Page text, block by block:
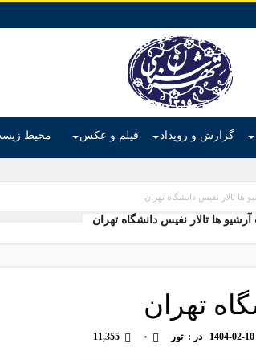
گزارش و رویداد فیلم و عکس محیط
ها تالار نفیس دانشگاه تهران
ها تالار نفیس دانشگاه تهران
تهران
1404-02-10 در :تور ۰ 11,355